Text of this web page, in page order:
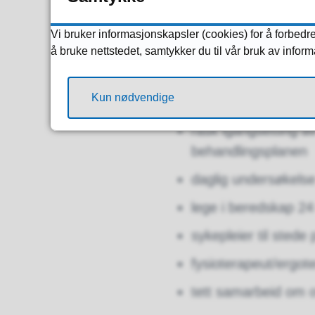
barn under 16 år
Hva kan du
rask igangsetting
behandlingsplanen
daglig
lege i beredskap
sykepleier til stede
fysioterapeut/
tett samarbeid om
Vi bruker informasjonskapsler (cookies) for å
å bruke nettstedet, samtykker du til vår bruk av
Kun nødvendige